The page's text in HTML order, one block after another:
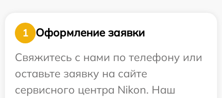
1
Оформление заявки
Свяжитесь с нами по телефону или
оставьте заявку на сайте
сервисного центра Nikon. Наш